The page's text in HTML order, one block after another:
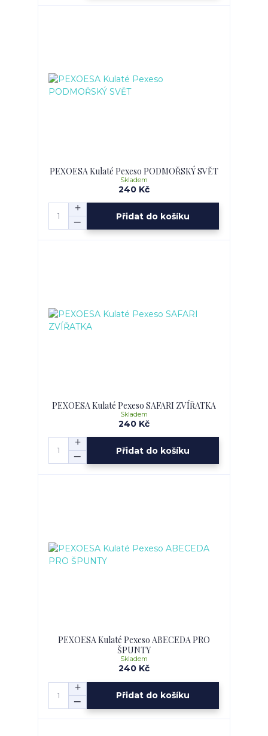
PEXOESA Kulaté Pexeso PODMOŘSKÝ SVĚT
240 Kč
Skladem
Přidat do košíku
PEXOESA Kulaté Pexeso SAFARI ZVÍŘATKA
240 Kč
Skladem
Přidat do košíku
PEXOESA Kulaté Pexeso ABECEDA PRO
ŠPUNTY
240 Kč
Skladem
Přidat do košíku